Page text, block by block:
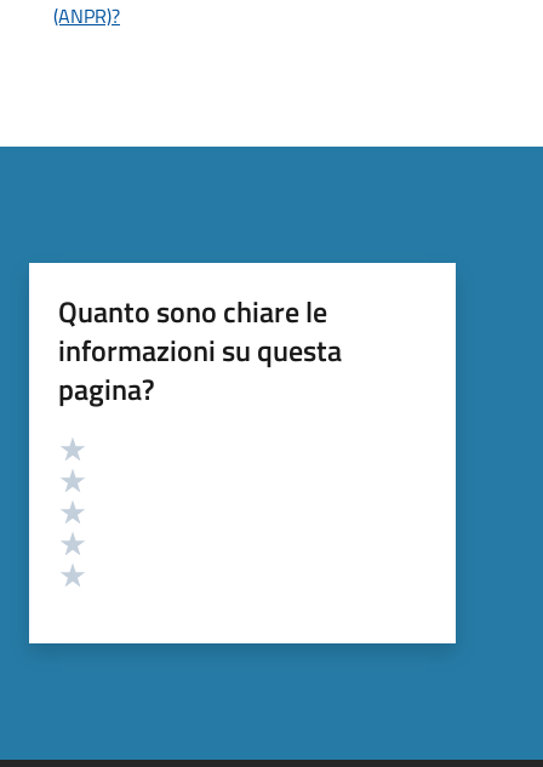
(ANPR)?
Quanto sono chiare le
informazioni su questa
pagina?
Valutazione